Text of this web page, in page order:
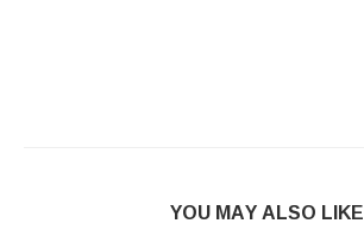
YOU MAY ALSO LIKE